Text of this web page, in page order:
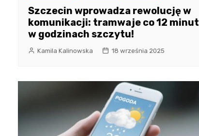
Szczecin wprowadza rewolucję w
komunikacji: tramwaje co 12 minut
w godzinach szczytu!
Kamila Kalinowska 18 września 2025